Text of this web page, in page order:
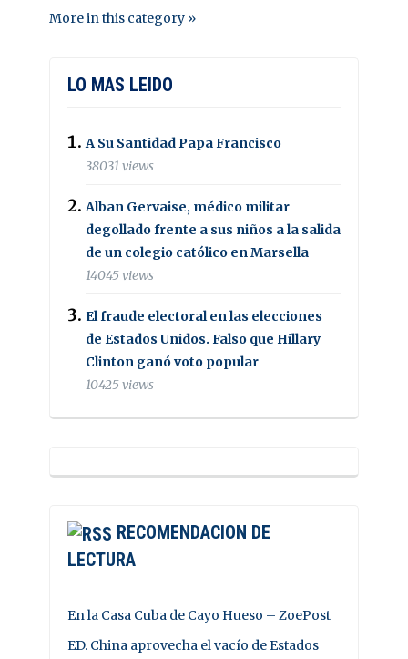
More in this category »
LO MAS LEIDO
A Su Santidad Papa Francisco
38031 views
Alban Gervaise, médico militar
degollado frente a sus niños a la salida
de un colegio católico en Marsella
14045 views
El fraude electoral en las elecciones
de Estados Unidos. Falso que Hillary
Clinton ganó voto popular
10425 views
RECOMENDACION DE
LECTURA
En la Casa Cuba de Cayo Hueso – ZoePost
ED. China aprovecha el vacío de Estados